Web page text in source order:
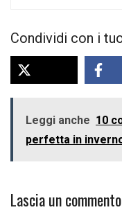
Condividi con i
Leggi anche 10
perfetta in
Lascia un commento